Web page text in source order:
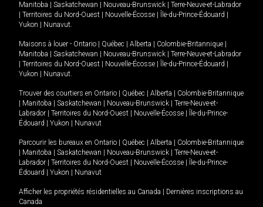
Manitoba
Saskatchewan Nouveau-Brunswick
Terre-Neuve-et-Labrador
Territoires du Nord-Ouest Nouvelle-Écosse Île-du-Prince-Édouard
Yukon
Nunavut.
Maisons à louer - Ontario Québec Alberta Colombie-Britannique
Manitoba
Saskatchewan Nouveau-Brunswick
Terre-Neuve-et-Labrador
Territoires du Nord-Ouest Nouvelle-Écosse Île-du-Prince-Édouard
Yukon
Nunavut.
Trouver des courtiers en Ontario Québec Alberta
Colombie-Britannique
Manitoba Saskatchewan Nouveau-Brunswick
Terre-Neuve-et-
Labrador
Territoires du Nord-Ouest Nouvelle-Écosse
Île-du-Prince-
Édouard
Yukon Nunavut
Parcourir les bureaux en Ontario Québec Alberta
Colombie-Britannique
Manitoba Saskatchewan Nouveau-Brunswick
Terre-Neuve-et-
Labrador
Territoires du Nord-Ouest Nouvelle-Écosse
Île-du-Prince-
Édouard
Yukon Nunavut
Afficher les propriétés résidentielles au Canada
Dernières inscriptions au
Canada